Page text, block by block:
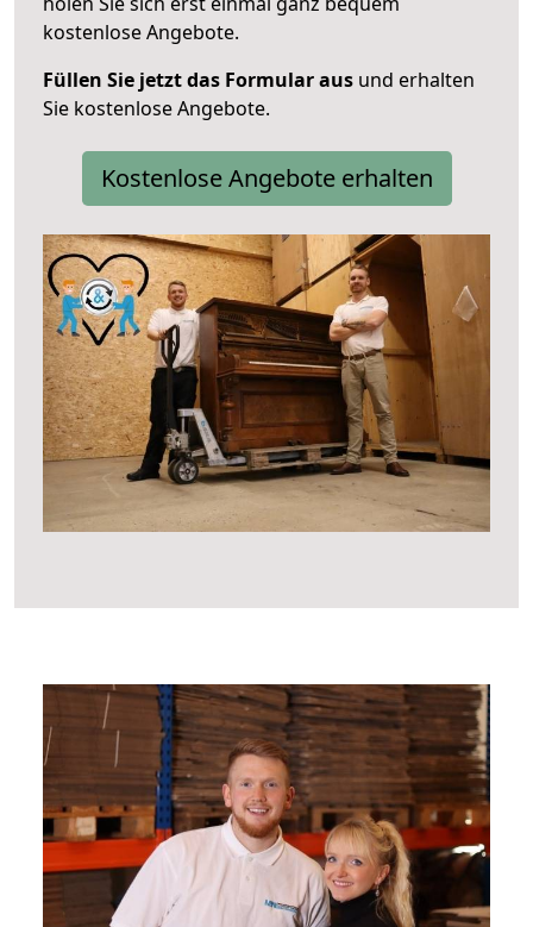
kostenlose Angebote.
Füllen Sie jetzt das Formular aus und erhalten
Sie kostenlose Angebote.
Kostenlose Angebote erhalten